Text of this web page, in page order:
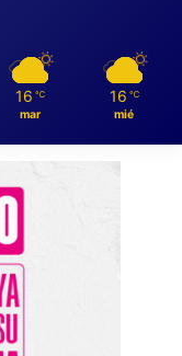
16 ℃
mar
16 ℃
mié